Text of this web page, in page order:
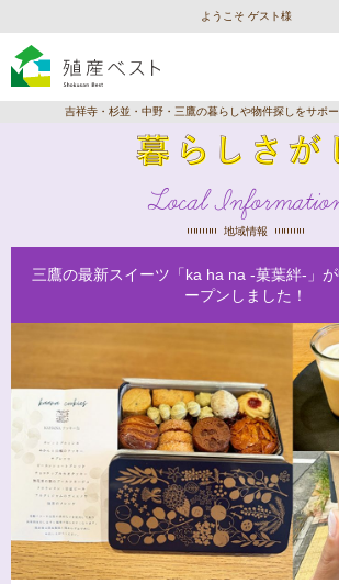
ようこそ ゲスト様
吉祥寺・杉並・中野・三鷹の暮らしや物件探しをサポ
Local
地域情報
三鷹の最新スイーツ「ka ha na -菓葉絆-」
ープンしました！